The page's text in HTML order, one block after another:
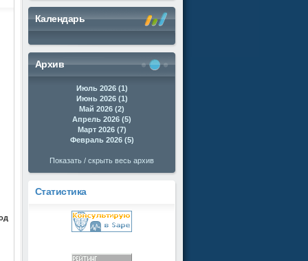
Календарь
Архив
Июль 2026 (1)
Июнь 2026 (1)
Май 2026 (2)
Апрель 2026 (5)
Март 2026 (7)
Февраль 2026 (5)
Показать / скрыть весь архив
Статистика